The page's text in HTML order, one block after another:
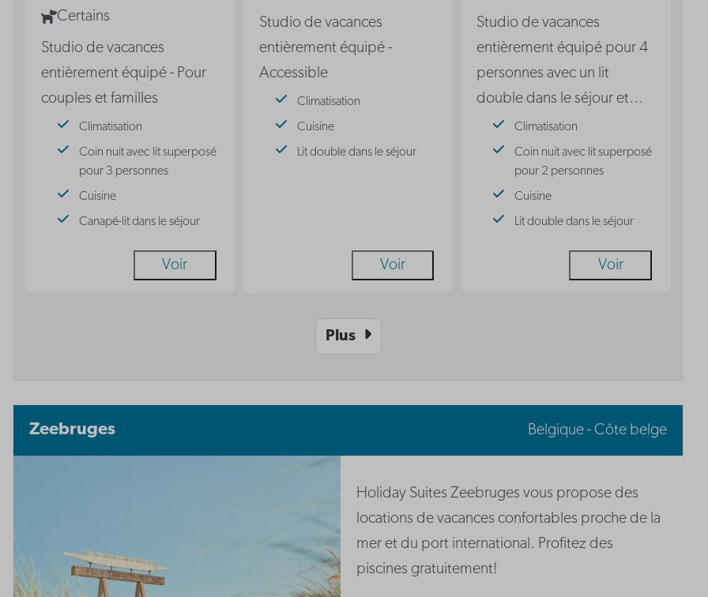
Certains
Studio de vacances
entièrement équipé - Pour
couples et familles
Climatisation
Coin nuit avec lit superposé
pour 3 personnes
Cuisine
Canapé-lit dans le séjour
Voir
Studio de vacances
entièrement équipé -
Accessible
Climatisation
Cuisine
Lit double dans le séjour
Voir
Studio de vacances
entièrement équipé pour 4
personnes avec un lit
double dans le séjour et…
Climatisation
Coin nuit avec lit superposé
pour 2 personnes
Cuisine
Lit double dans le séjour
Voir
Plus
Zeebruges Belgique - Côte belge
Holiday Suites Zeebruges vous propose des
locations de vacances confortables proche de la
mer et du port international. Profitez des
piscines gratuitement!